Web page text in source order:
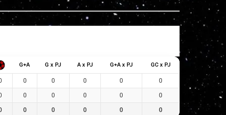
G+A G x PJ A x PJ G+A x PJ GC x PJ
0 0 0 0 0
0 0 0 0 0
0 0 0 0 0